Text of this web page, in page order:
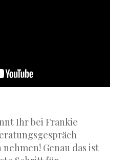
Ihr bei Frankie
Genau das ist